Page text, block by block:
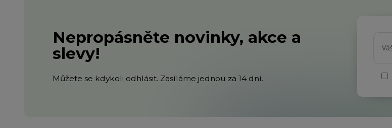
Nepropásněte novinky, akce a
slevy!
Můžete se kdykoli odhlásit. Zasíláme jednou za 14 dní.